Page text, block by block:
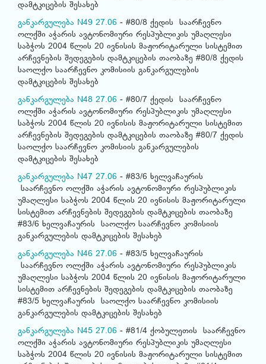
დამტკიცების შესახებ
განკარგულება N49 27.06 - #80/8 ქედის საარჩევნო
ოლქში აჭარის ავტონომიური რესპუბლიკის უმაღლესი
საბჭოს 2004 წლის 20 ივნისის მაჟორიტარული სისტემით
არჩევნების შედეგების დამტკიცების თაობაზე #80/8 ქედის
საოლქო საარჩევნო კომისიის განკარგულების
დამტკიცების შესახებ
განკარგულება N48 27.06 - #80/7 ქედის საარჩევნო
ოლქში აჭარის ავტონომიური რესპუბლიკის უმაღლესი
საბჭოს 2004 წლის 20 ივნისის მაჟორიტარული სისტემით
არჩევნების შედეგების დამტკიცების თაობაზე #80/7 ქედის
საოლქო საარჩევნო კომისიის განკარგულების
დამტკიცების შესახებ
განკარგულება N47 27.06 - #83/6 ხელვაჩაურის
საარჩევნო ოლქში აჭარის ავტონომიური რესპუბლიკის
უმაღლესი საბჭოს 2004 წლის 20 ივნისის მაჟორიტარული
სისტემით არჩევნების შედეგების დამტკიცების თაობაზე
#83/6 ხელვაჩაურის საოლქო საარჩევნო კომისიის
განკარგულების დამტკიცების შესახებ
განკარგულება N46 27.06 - #83/5 ხელვაჩაურის
საარჩევნო ოლქში აჭარის ავტონომიური რესპუბლიკის
უმაღლესი საბჭოს 2004 წლის 20 ივნისის მაჟორიტარული
სისტემით არჩევნების შედეგების დამტკიცების თაობაზე
#83/5 ხელვაჩაურის საოლქო საარჩევნო კომისიის
განკარგულების დამტკიცების შესახებ
განკარგულება N45 27.06 - #81/4 ქობულეთის საარჩევნო
ოლქში აჭარის ავტონომიური რესპუბლიკის უმაღლესი
საბჭოს 2004 წლის 20 ივნისის მაჟორიტარული სისტემით